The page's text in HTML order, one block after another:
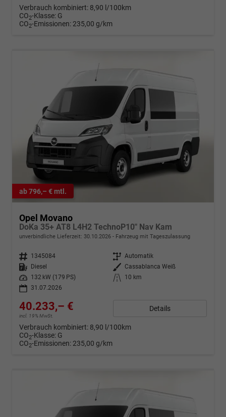
Verbrauch kombiniert: 8,90 l/100km
CO2-Klasse: G
CO2-Emissionen: 235,00 g/km
ab 796,– € mtl.
Opel Movano
DoKa 35+ AT8 L4H2 TechnoP10" Nav Kam
unverbindliche Lieferzeit: 30.10.2026 Fahrzeug mit Tageszulassung
Fahrzeugnr. 1345084 Getriebe Automatik
Kraftstoff
Diesel Außenfarbe Cassablanca Weiß
Leistung
132 kW (179 PS) Kilometerstand
10 km
31.07.2026
40.233,– €
incl. 19% MwSt.
Details
Verbrauch kombiniert: 8,90 l/100km
CO2-Klasse: G
CO2-Emissionen: 235,00 g/km